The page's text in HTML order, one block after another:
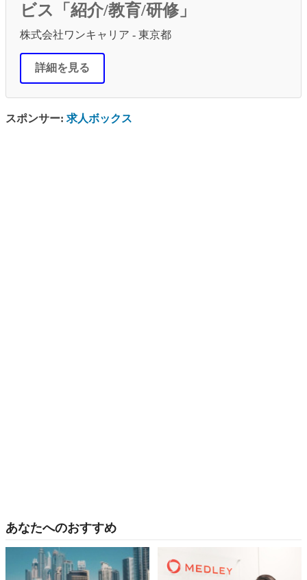
ビス「紹介/教育/研修」
株式会社ワンキャリア - 東京都
詳細を見る
スポンサー: 求人ボックス
あなたへのおすすめ